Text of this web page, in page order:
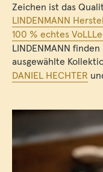
Zeichen ist das
LINDENMANN
100 % echtes
LINDENMANN
ausgewählte
DANIEL HECHTER